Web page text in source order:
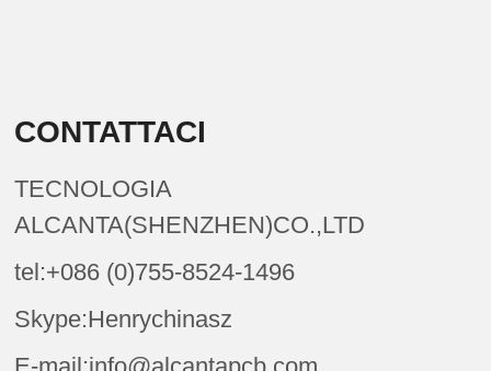
CONTATTACI
TECNOLOGIA
ALCANTA(SHENZHEN)CO.,LTD
tel:+086 (0)755-8524-1496
Skype:Henrychinasz